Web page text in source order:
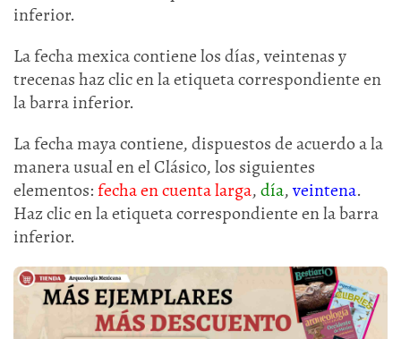
inferior.
La fecha mexica contiene los días, veintenas y
trecenas haz clic en la etiqueta correspondiente en
la barra inferior.
La fecha maya contiene, dispuestos de acuerdo a la
manera usual en el Clásico, los siguientes
elementos:fecha en cuenta larga,día,veintena.
Haz clic en la etiqueta correspondiente en la barra
inferior.